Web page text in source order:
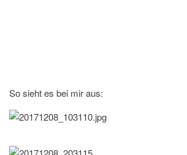
So sieht es bei mir aus: